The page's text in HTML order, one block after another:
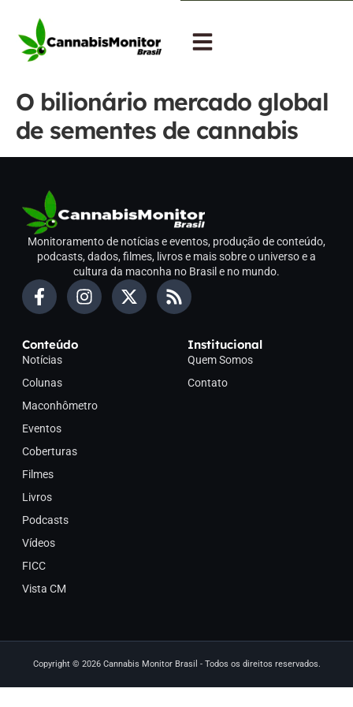
O bilionário mercado global
de sementes de cannabis
Monitoramento de notícias e eventos, produção de conteúdo,
podcasts, dados, filmes, livros e mais sobre o universo e a
cultura da maconha no Brasil e no mundo.
Conteúdo
Notícias
Colunas
Maconhômetro
Eventos
Coberturas
Filmes
Livros
Podcasts
Vídeos
FICC
Vista CM
Institucional
Quem Somos
Contato
Copyright © 2026 Cannabis Monitor Brasil - Todos os direitos reservados.